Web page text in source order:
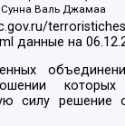
Валь Джамаа
данные на
силу решение